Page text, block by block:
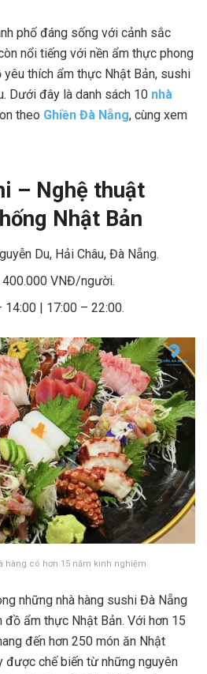
phố đáng sống với cảnh sắc
nổi tiếng với nền ẩm thực phong
thích ẩm thực Nhật Bản, sushi
Dưới đây là danh sách 10 nhà
theo Ghiền Đà Nẵng, cùng xem
– Nghệ thuật
Nhật Bản
Du, Hải Châu, Đà Nẵng.
VNĐ/người.
14:00 | 17:00 – 22:00.
hàng có hơn 15 năm kinh nghiệm
những nhà hàng sushi Đà Nẵng
đồ ẩm thực Nhật Bản. Với hơn 15
đến hơn 250 món ăn Nhật
được chế biến từ những nguyên